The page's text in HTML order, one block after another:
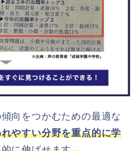
向をつかむための最適な
やすい分野を重点的に学